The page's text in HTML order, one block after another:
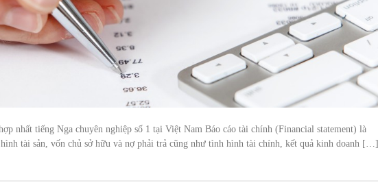
nhất tiếng Nga chuyên nghiệp số 1 tại Việt Nam Báo cáo tài chính (Financial statement) là
tài sản, vốn chủ sở hữu và nợ phải trả cũng như tình hình tài chính, kết quả kinh doanh […]